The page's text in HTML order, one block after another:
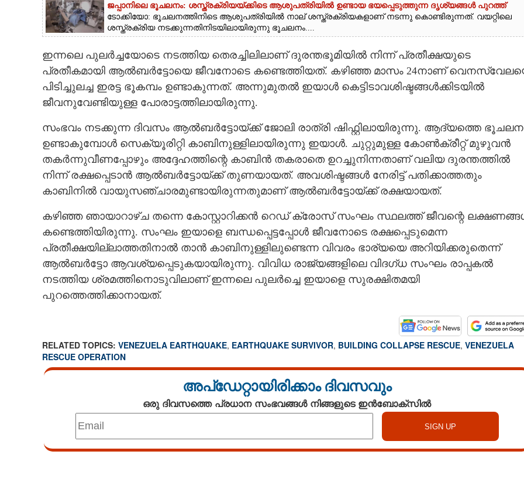
ജപ്പാനിലെ ഭൂചലനം: ശസ്ത്രക്രിയ‌യ്‌ക്കി‌ടെ ആശുപത്രിയിൽ ഉണ്ടായ ഭയപ്പെടുത്തുന്ന ദൃശ്യങ്ങൾ പുറത്ത്
ടോക്കിയോ: ഭൂചലനത്തിനിടെ ആശുപത്രിയിൽ നാല് ശസ്ത്രക്രിയകളാണ് നടന്നു കൊണ്ടിരുന്നത്. വയറ്റിലെ
ശസ്ത്രക്രിയ നടക്കുന്നതിനിടയിലായിരുന്നു ഭൂചലനം....
ഇന്നലെ പുലർച്ചയോടെ നടത്തിയ തെരച്ചിലിലാണ് ദുരന്തഭൂമിയിൽ നിന്ന് പ്രതീക്ഷയുടെ
പ്രതീകമായി ആൽബർട്ടോയെ ജീവനോടെ കണ്ടെത്തിയത്. കഴിഞ്ഞ മാസം 24നാണ്
പിടിച്ചുലച്ച ഇരട്ട ഭൂകമ്പം ഉണ്ടാകുന്നത്. അന്നുമുതൽ ഇയാൾ കെട്ടിടാവശിഷ്ടങ്ങൾക്കിടയിൽ
ജീവനുവേണ്ടിയുള്ള പോരാട്ടത്തിലായിരുന്നു.
സംഭവം നടക്കുന്ന ദിവസം ആൽബർട്ടോയ്ക്ക് ജോലി രാത്രി ഷിഫ്റ്റിലായിരുന്നു. ആദ്യത്തെ
ഉണ്ടാകുമ്പോൾ സെക്യൂരിറ്റി കാബിനുള്ളിലായിരുന്നു ഇയാൾ. ചുറ്റുമുള്ള കോൺക്രീറ്റ് മുഴുവൻ
തകർന്നുവീണപ്പോഴും അദ്ദേഹത്തിന്റെ കാബിൻ തകരാതെ ഉറച്ചുനിന്നതാണ് വലിയ ദുരന്തത്തിൽ
നിന്ന് രക്ഷപ്പെടാൻ ആൽബർട്ടോയ്ക്ക് തുണയായത്. അവശിഷ്ടങ്ങൾ നേരിട്ട് പതിക്കാത്തതും
കാബിനിൽ വായുസഞ്ചാരമുണ്ടായിരുന്നതുമാണ് ആൽബർട്ടോയ്ക്ക് രക്ഷയായത്.
കഴിഞ്ഞ ഞായാറാഴ്ച തന്നെ കോസ്റ്റാറിക്കൻ റെഡ് ക്രോസ് സംഘം സ്ഥലത്ത് ജീവന്റെ
കണ്ടെത്തിയിരുന്നു. സംഘം ഇയാളെ ബന്ധപ്പെട്ടപ്പോൾ ജീവനോടെ രക്ഷപ്പെടുമെന്ന
പ്രതീക്ഷയില്ലാത്തതിനാൽ താൻ കാബിനുള്ളിലുണ്ടെന്ന വിവരം ഭാര്യയെ അറിയിക്കരുതെന്ന്
ആൽബർട്ടോ ആവശ്യപ്പെടുകയായിരുന്നു. വിവിധ രാജ്യങ്ങളിലെ വിദഗ്ധ സംഘം രാപ്പകൽ
നടത്തിയ ശ്രമത്തിനൊടുവിലാണ് ഇന്നലെ പുലർച്ചെ ഇയാളെ സുരക്ഷിതമയി
പുറത്തെത്തിക്കാനായത്.
RELATED TOPICS: VENEZUELA EARTHQUAKE, EARTHQUAKE SURVIVOR, BUILDING COLLAPSE RESCUE, VENEZUELA
RESCUE OPERATION
അപ്ഡേറ്റായിരിക്കാം ദിവസവും
ഒരു ദിവസത്തെ പ്രധാന സംഭവങ്ങൾ നിങ്ങളുടെ ഇൻബോക്സിൽ